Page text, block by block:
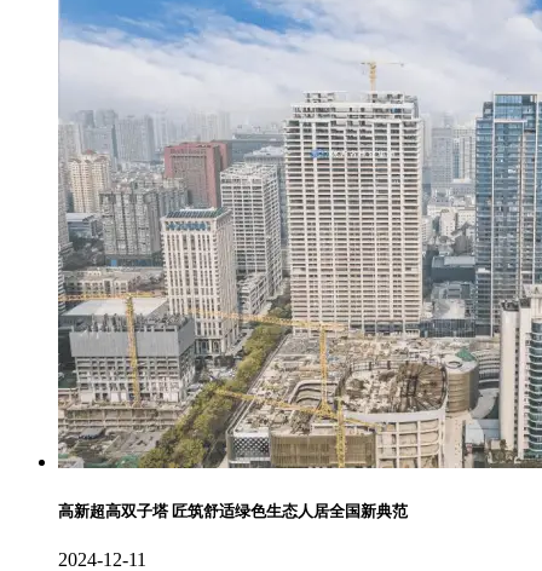
高新超高双子塔 匠筑舒适绿色生态人居全国新典范
2024-12-11